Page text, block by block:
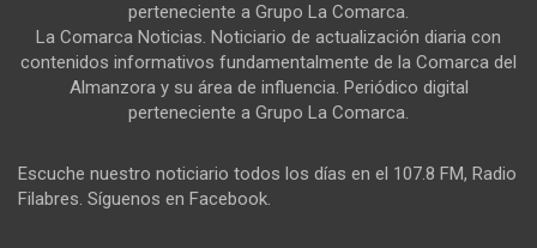
perteneciente a Grupo La Comarca.
La Comarca Noticias. Noticiario de actualización diaria con
contenidos informativos fundamentalmente de la Comarca del
Almanzora y su área de influencia. Periódico digital
perteneciente a Grupo La Comarca.
Escuche nuestro noticiario todos los días en el 107.8 FM, Radio
Filabres. Síguenos en Facebook.